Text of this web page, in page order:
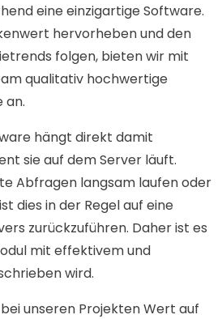
eine einzigartige Software.
hervorheben und den
folgen, bieten wir mit
qualitativ hochwertige
an.
hängt direkt damit
sie auf dem Server läuft.
Abfragen langsam laufen oder
dies in der Regel auf eine
zurückzuführen. Daher ist es
mit effektivem und
wird.
unseren Projekten Wert auf